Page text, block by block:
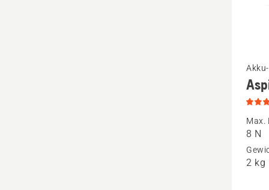
Mehr
Details
B8X-
P4A
Max.
8 N
2 kg